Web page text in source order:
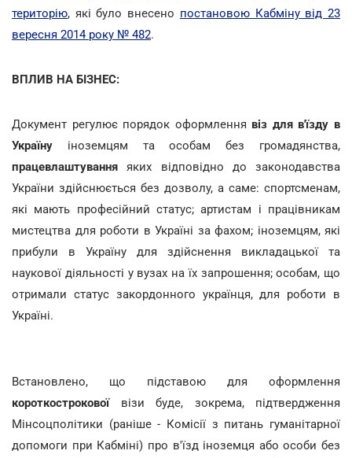
територію, які було внесено постановою Кабміну від 23
вересня 2014 року № 482.
ВПЛИВ НА БІЗНЕС:
Документ регулює порядок оформлення віз для в'їзду в
Україну іноземцям та особам без громадянства,
працевлаштування яких відповідно до законодавства
України здійснюється без дозволу, а саме: спортсменам,
які мають професійний статус; артистам і працівникам
мистецтва для роботи в Україні за фахом; іноземцям, які
прибули в Україну для здійснення викладацької та
наукової діяльності у вузах на їх запрошення; особам, що
отримали статус закордонного українця, для роботи в
Україні.
Встановлено, що підставою для оформлення
короткостроковоївізи буде, зокрема, підтвердження
Мінсоцполітики (раніше - Комісії з питань гуманітарної
допомоги при Кабміні) про в'їзд іноземця або особи без